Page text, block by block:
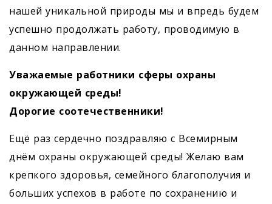
нашей уникальной природы мы и впредь будем
успешно продолжать работу, проводимую в
данном направлении.
Уважаемые работники сферы охраны
окружающей среды!
Дорогие соотечественники!
Ещё раз сердечно поздравляю с Всемирным
днём охраны окружающей среды! Желаю вам
крепкого здоровья, семейного благополучия и
больших успехов в работе по сохранению и